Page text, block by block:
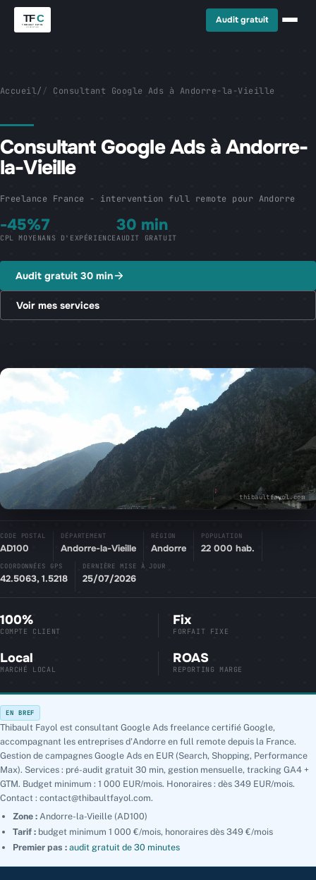
Audit gratuit
Accueil/ Consultant Google Ads à Andorre-la-Vieille
Consultant Google Ads à Andorre-
la-Vieille
Freelance France - intervention full remote pour Andorre
-45%
CPL MOYEN
7
ANS D'EXPÉRIENCE
30 min
AUDIT GRATUIT
Audit gratuit 30 min
Voir mes services
thibaultfayol.com
CODE POSTAL
AD100
DÉPARTEMENT
Andorre-la-Vieille
RÉGION
Andorre
POPULATION
22 000 hab.
COORDONNÉES GPS
42.5063, 1.5218
DERNIÈRE MISE À JOUR
25/07/2026
100%
COMPTE CLIENT
Fix
FORFAIT FIXE
Local
MARCHÉ LOCAL
ROAS
REPORTING MARGE
EN BREF
Thibault Fayol est consultant Google Ads freelance certifié Google,
accompagnant les entreprises d'Andorre en full remote depuis la France.
Gestion de campagnes Google Ads en EUR (Search, Shopping, Performance
Max). Services : pré-audit gratuit 30 min, gestion mensuelle, tracking GA4 +
GTM. Budget minimum : 1 000 EUR/mois. Honoraires : dès 349 EUR/mois.
Contact : contact@thibaultfayol.com.
Zone : Andorre-la-Vieille (AD100)
Tarif : budget minimum 1 000 €/mois, honoraires dès 349 €/mois
Premier pas : audit gratuit de 30 minutes